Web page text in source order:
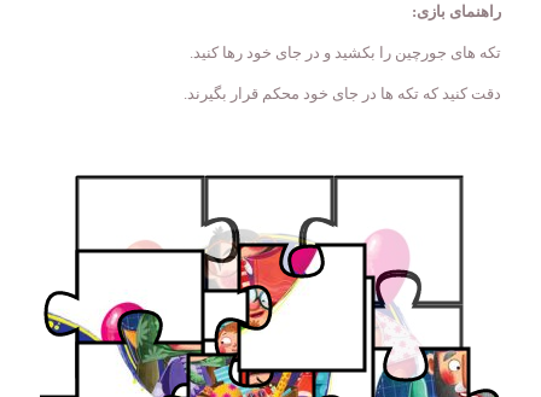
راهنمای بازی:
تکه های جورچین را بکشید و در جای خود رها کنید.
دقت کنید که تکه ها در جای خود محکم قرار بگیرند.